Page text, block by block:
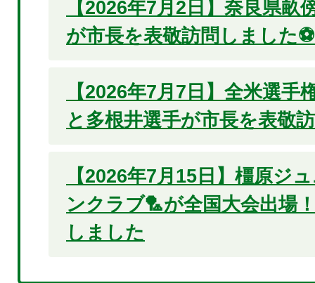
【2026年7月2日】奈良県畝
が市長を表敬訪問しました⚽
【2026年7月7日】全米選手
と多根井選手が市長を表敬
【2026年7月15日】橿原ジ
ンクラブ🏸が全国大会出場
しました